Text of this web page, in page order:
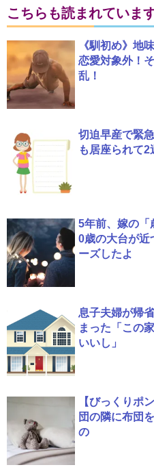
こちらも読まれていま
《馴初め》地
恋愛対象外！
乱！
切迫早産で緊
も居座られて
5年前、嫁の「
0歳の大台が近
ーズしたよ
息子夫婦が帰
まった「この
いいし」
【びっくりポ
団の隣に布団
の